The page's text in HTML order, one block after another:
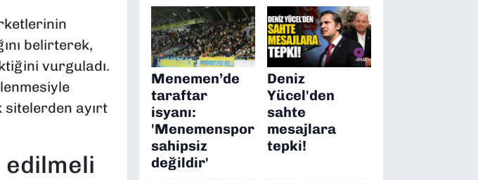
belirterek,
vurguladı.
ayırt
Menemen’de
taraftar
isyanı:
'Menemenspor
sahipsiz
değildir'
Deniz
Yücel'den
sahte
mesajlara
tepki!